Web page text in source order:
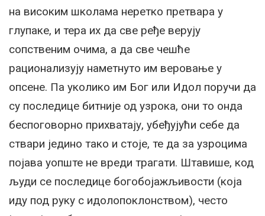
на високим школама неретко претвара у
глупаке, и тера их да све ређе верују
сопственим очима, а да све чешће
рационализују наметнуто им веровање у
опсене. Па уколико им Бог или Идол поручи да
су последице битније од узрока, они то онда
беспоговорно прихватају, убеђујући себе да
ствари једино тако и стоје, те да за узроцима
појава уопште не вреди трагати. Штавише, код
људи се последице богобојажљивости (која
иду под руку с идолопоклонством), често